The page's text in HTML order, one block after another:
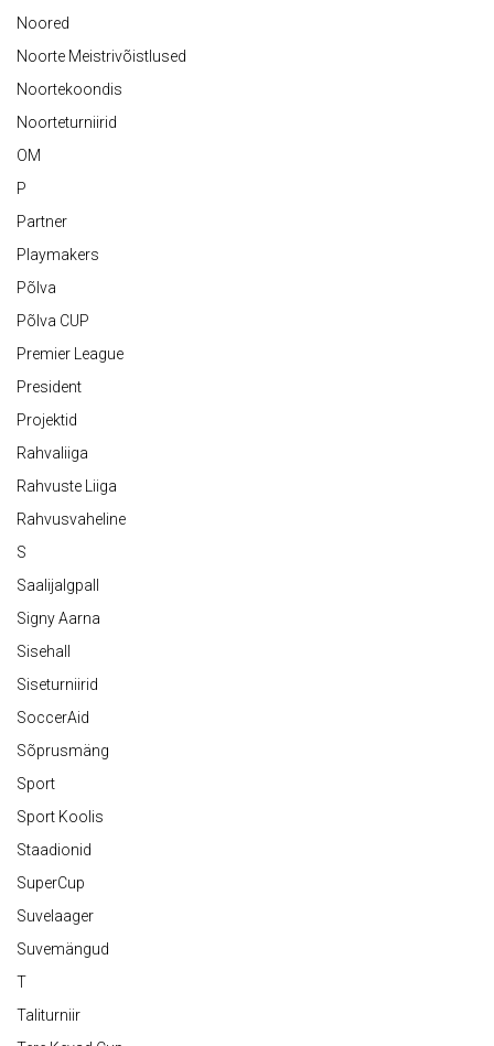
Noored
Noorte Meistrivõistlused
Noortekoondis
Noorteturniirid
OM
P
Partner
Playmakers
Põlva
Põlva CUP
Premier League
President
Projektid
Rahvaliiga
Rahvuste Liiga
Rahvusvaheline
S
Saalijalgpall
Signy Aarna
Sisehall
Siseturniirid
SoccerAid
Sõprusmäng
Sport
Sport Koolis
Staadionid
SuperCup
Suvelaager
Suvemängud
T
Taliturniir